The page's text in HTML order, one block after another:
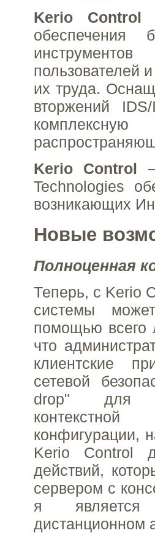
Kerio Control
обеспечения
пользователей
их труда.
вторжений
Kerio Control
Technologies
возникающих
Новые
Полноценная
Теперь, с Kerio
системы
помощью всего
что
клиентские
сетевой
drop" для
конфигурации,
Kerio Control
действий,
сервером с
я
дистанционном